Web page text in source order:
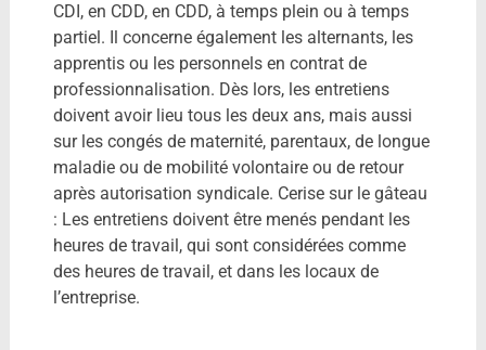
CDI, en CDD, en CDD, à temps plein ou à temps
partiel. Il concerne également les alternants, les
apprentis ou les personnels en contrat de
professionnalisation. Dès lors, les entretiens
doivent avoir lieu tous les deux ans, mais aussi
sur les congés de maternité, parentaux, de longue
maladie ou de mobilité volontaire ou de retour
après autorisation syndicale. Cerise sur le gâteau
: Les entretiens doivent être menés pendant les
heures de travail, qui sont considérées comme
des heures de travail, et dans les locaux de
l’entreprise.